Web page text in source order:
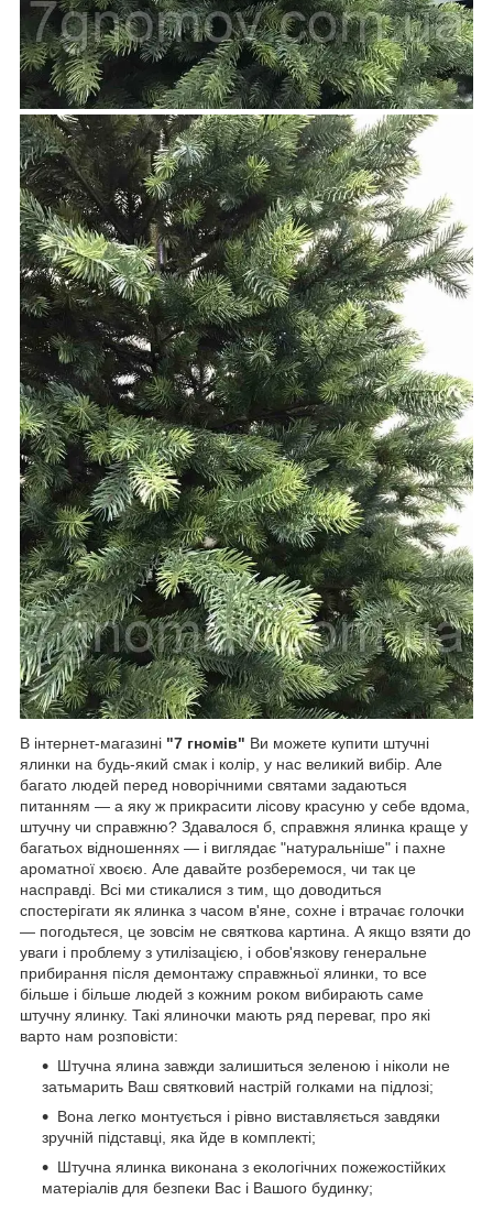
В інтернет-магазині "7 гномів" Ви можете купити штучні
ялинки на будь-який смак і колір, у нас великий вибір. Але
багато людей перед новорічними святами задаються
питанням ― а яку ж прикрасити лісову красуню у себе вдома,
штучну чи справжню? Здавалося б, справжня ялинка краще у
багатьох відношеннях ― і виглядає "натуральніше" і пахне
ароматної хвоєю. Але давайте розберемося, чи так це
насправді. Всі ми стикалися з тим, що доводиться
спостерігати як ялинка з часом в'яне, сохне і втрачає голочки
― погодьтеся, це зовсім не святкова картина. А якщо взяти до
уваги і проблему з утилізацією, і обов'язкову генеральне
прибирання після демонтажу справжньої ялинки, то все
більше і більше людей з кожним роком вибирають саме
штучну ялинку. Такі ялиночки мають ряд переваг, про які
варто нам розповісти:
Штучна ялина завжди залишиться зеленою і ніколи не
затьмарить Ваш святковий настрій голками на підлозі;
Вона легко монтується і рівно виставляється завдяки
зручній підставці, яка йде в комплекті;
Штучна ялинка виконана з екологічних пожежостійких
матеріалів для безпеки Вас і Вашого будинку;